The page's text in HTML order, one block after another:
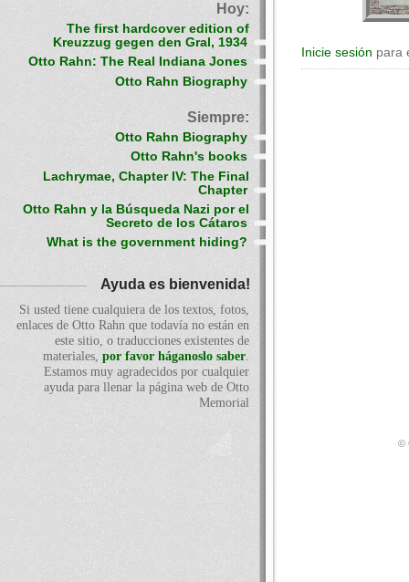
Inicie sesión para
Hoy:
The first hardcover edition of
Kreuzzug gegen den Gral, 1934
Otto Rahn: The Real Indiana Jones
Otto Rahn Biography
Siempre:
Otto Rahn Biography
Otto Rahn's books
Lachrymae, Chapter IV: The Final
Chapter
Otto Rahn y la Búsqueda Nazi por el
Secreto de los Cátaros
What is the government hiding?
Ayuda es bienvenida!
Si usted tiene cualquiera de los textos, fotos,
enlaces de Otto Rahn que todavía no están en
este sitio, o traducciones existentes de
materiales, por favor háganoslo saber.
Estamos muy agradecidos por cualquier
ayuda para llenar la página web de Otto
Memorial
©